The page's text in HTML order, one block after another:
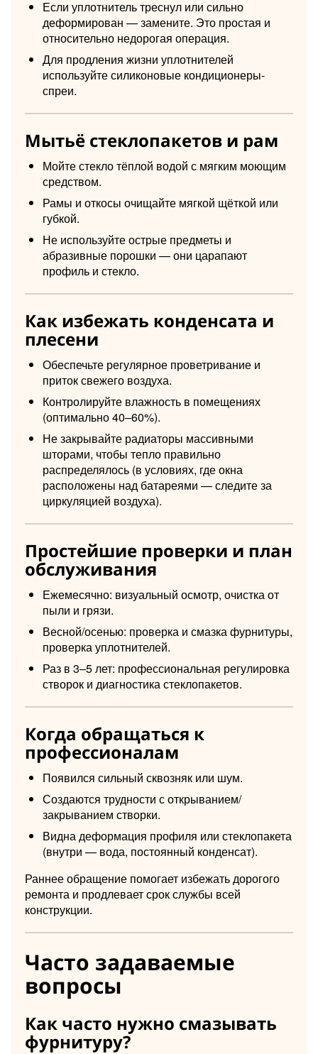
Если уплотнитель треснул или сильно
деформирован — замените. Это простая и
относительно недорогая операция.
Для продления жизни уплотнителей
используйте силиконовые кондиционеры-
спреи.
Мытьё стеклопакетов и рам
Мойте стекло тёплой водой с мягким моющим
средством.
Рамы и откосы очищайте мягкой щёткой или
губкой.
Не используйте острые предметы и
абразивные порошки — они царапают
профиль и стекло.
Как избежать конденсата и
плесени
Обеспечьте регулярное проветривание и
приток свежего воздуха.
Контролируйте влажность в помещениях
(оптимально 40–60%).
Не закрывайте радиаторы массивными
шторами, чтобы тепло правильно
распределялось (в условиях, где окна
расположены над батареями — следите за
циркуляцией воздуха).
Простейшие проверки и план
обслуживания
Ежемесячно: визуальный осмотр, очистка от
пыли и грязи.
Весной/осенью: проверка и смазка фурнитуры,
проверка уплотнителей.
Раз в 3–5 лет: профессиональная регулировка
створок и диагностика стеклопакетов.
Когда обращаться к
профессионалам
Появился сильный сквозняк или шум.
Создаются трудности с открыванием/
закрыванием створки.
Видна деформация профиля или стеклопакета
(внутри — вода, постоянный конденсат).
Раннее обращение помогает избежать дорогого
ремонта и продлевает срок службы всей
конструкции.
Часто задаваемые
вопросы
Как часто нужно смазывать
фурнитуру?